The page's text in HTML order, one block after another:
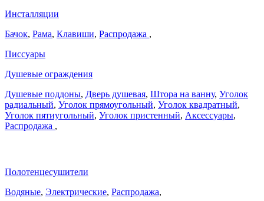
Инсталляции
Бачок, Рама, Клавиши, Распродажа ,
Писсуары
Душевые ограждения
Душевые поддоны, Дверь душевая, Штора на ванну, Уголок
радиальный, Уголок прямоугольный, Уголок квадратный,
Уголок пятиугольный, Уголок пристенный, Аксессуары,
Распродажа ,
Полотенцесушители
Водяные, Электрические, Распродажа,